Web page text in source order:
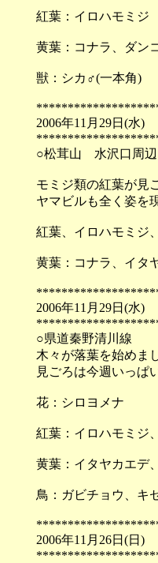
紅葉：イロハモミジ
黄葉：コナラ、ダン
獣：シカ♂(一本角)
2006年11月
○松茸山 水沢口周辺
モミジ類の紅葉が見
ヤマビルも全く姿を
紅葉、イロハモミジ
黄葉：コナラ、イタ
2006年11月29
○県道秦野清川線
木々が落葉を始めま
見ごろは今週いっぱ
花：シロヨメナ
紅葉：イロハモミジ
黄葉：イタヤカエデ
鳥：ガビチョウ、キ
2006年11月